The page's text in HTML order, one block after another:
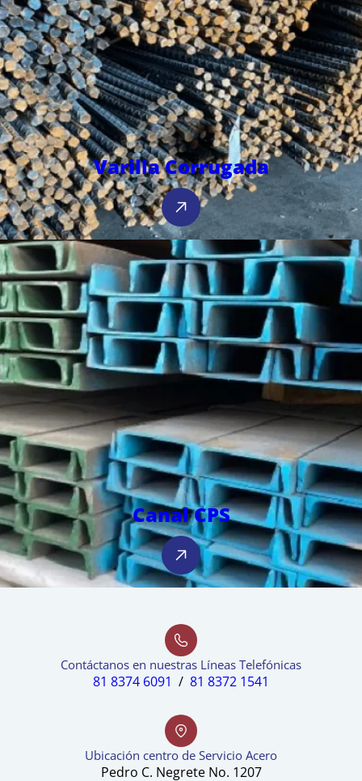
Varilla Corrugada
Canal CPS
Contáctanos en nuestras Líneas Telefónicas
81 8374 6091 / 81 8372 1541
Ubicación centro de Servicio Acero
Pedro C. Negrete No. 1207